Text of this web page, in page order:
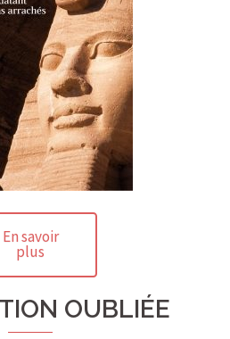
En savoir
plus
OUBLIÉE